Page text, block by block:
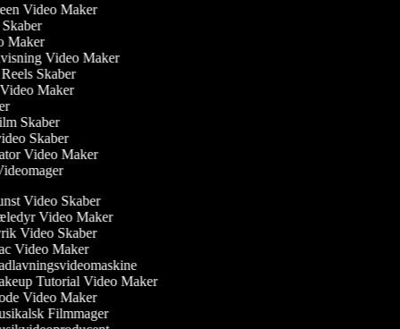
Video Maker
Skaber
Maker
Video Maker
Reels Skaber
Maker
Skaber
Skaber
Video Maker
Video Skaber
Video Maker
Video Skaber
Video Maker
Tutorial Video Maker
Video Maker
Filmmager